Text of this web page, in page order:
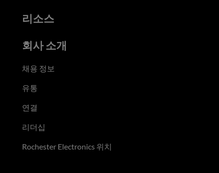
리소스
회사 소개
채용 정보
유통
연결
리더십
Rochester Electronics 위치